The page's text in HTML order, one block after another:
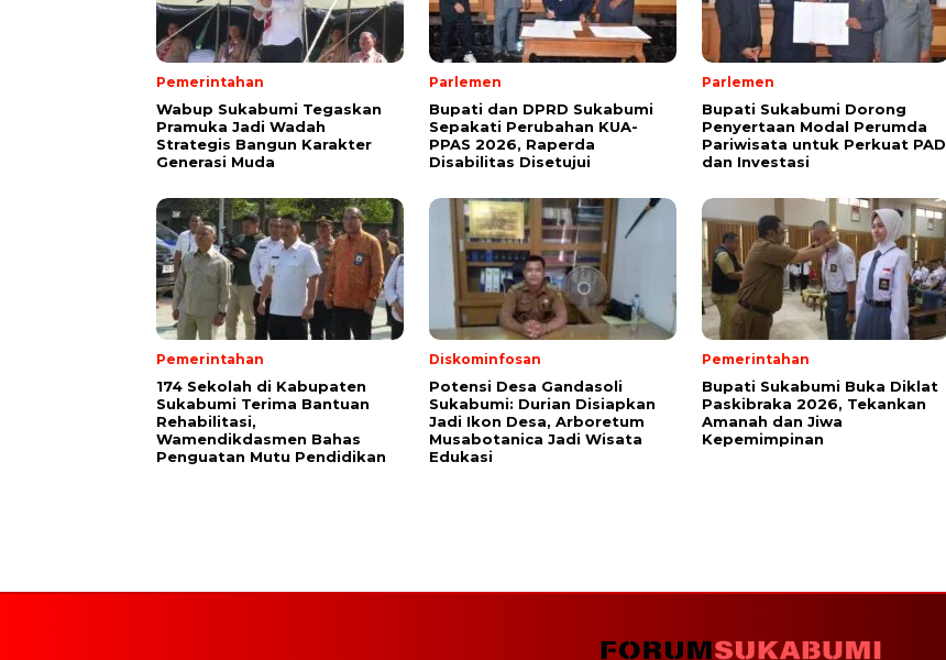
Pemerintahan
Wabup Sukabumi Tegaskan
Pramuka Jadi Wadah
Strategis Bangun Karakter
Generasi Muda
Parlemen
Bupati dan DPRD Sukabumi
Sepakati Perubahan KUA-
PPAS 2026, Raperda
Disabilitas Disetujui
Parlemen
Bupati Sukabumi Dorong
Penyertaan Modal Perumda
Pariwisata untuk Perkuat PAD
dan Investasi
Pemerintahan
174 Sekolah di Kabupaten
Sukabumi Terima Bantuan
Rehabilitasi,
Wamendikdasmen Bahas
Penguatan Mutu Pendidikan
Diskominfosan
Potensi Desa Gandasoli
Sukabumi: Durian Disiapkan
Jadi Ikon Desa, Arboretum
Musabotanica Jadi Wisata
Edukasi
Pemerintahan
Bupati Sukabumi Buka Diklat
Paskibraka 2026, Tekankan
Amanah dan Jiwa
Kepemimpinan